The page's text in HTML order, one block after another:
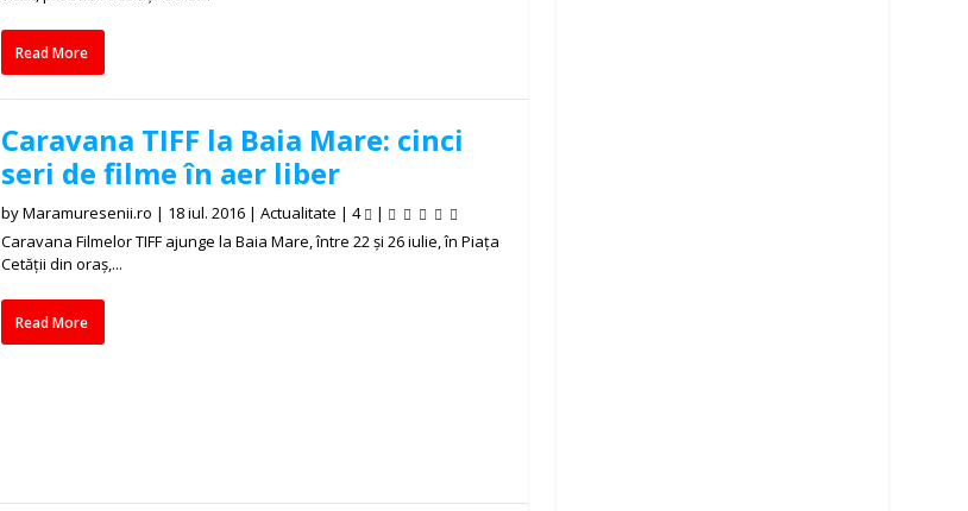
Read More
Caravana TIFF la Baia Mare: cinci
seri de filme în aer liber
byMaramuresenii.ro | 18 iul. 2016| Actualitate | 4
|
Caravana Filmelor TIFF ajunge la Baia Mare, între 22 și 26 iulie, în Piața
Cetății din oraș,...
Read More